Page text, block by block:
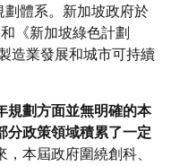
劃體系。新加坡政府於
《新加坡綠色計劃
造業發展和城市可持續
規劃方面並無明確的本
分政策領域積累了一定
本屆政府圍繞創科、